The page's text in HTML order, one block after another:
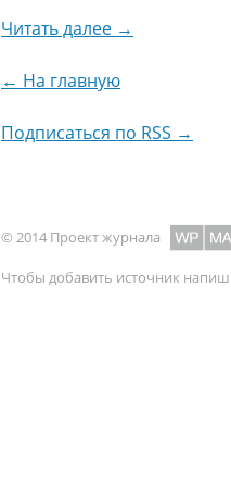
Читать далее →
← На главную
Подписаться по RSS →
© 2014 Проект журнала
Чтобы добавить источник